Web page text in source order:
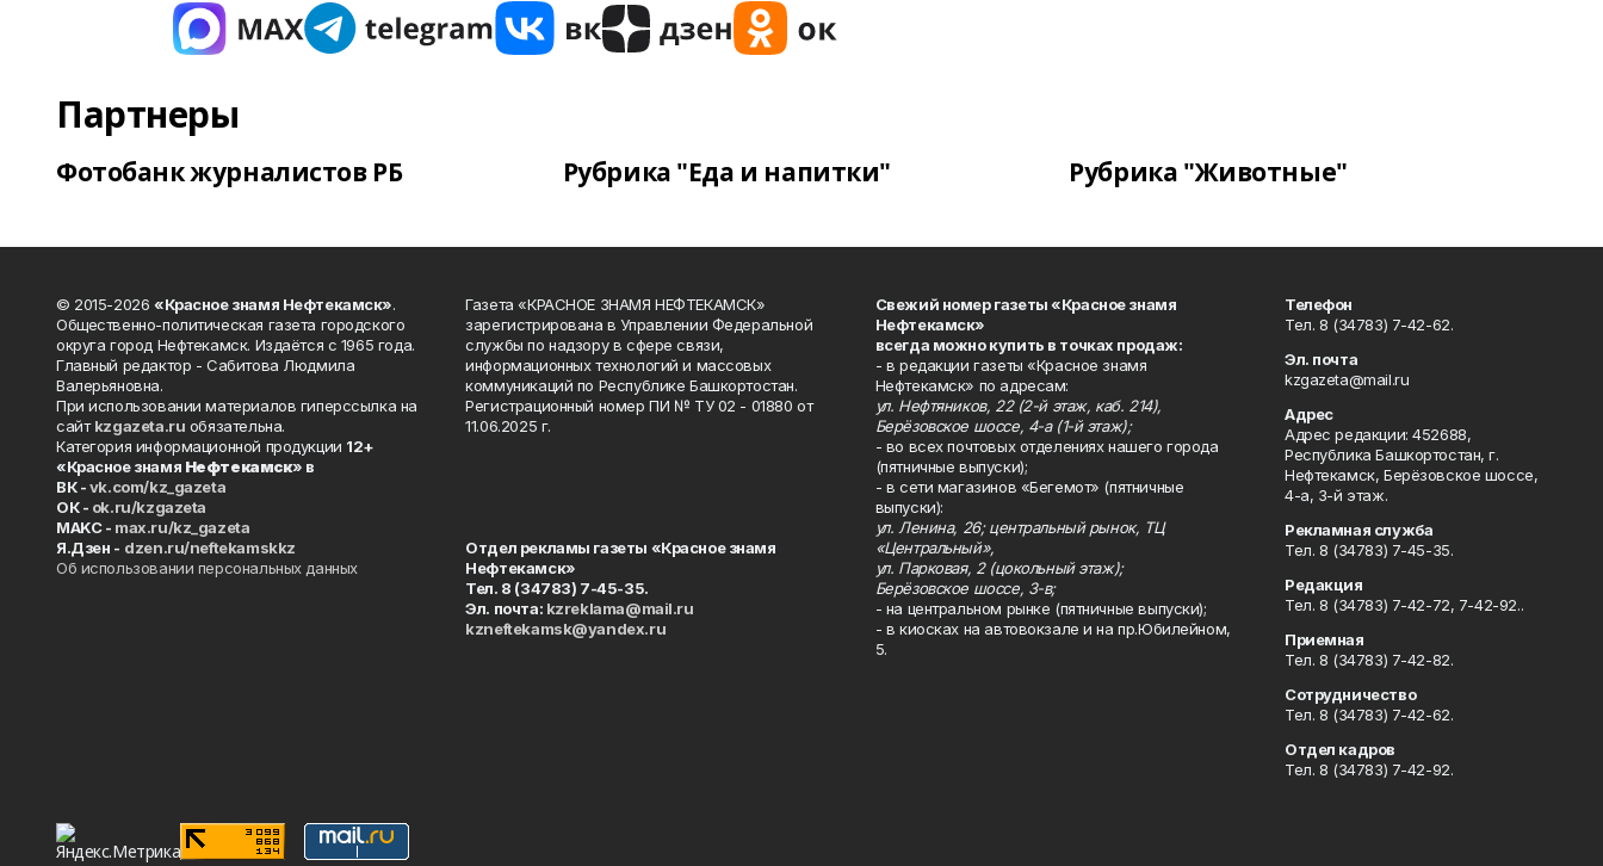
Партнеры
Фотобанк журналистов РБ Рубрика "Еда и напитки" Рубрика "Животные"
© 2015-2026 «Красное знамя Нефтекамск».
Общественно-политическая газета городского
округа город Нефтекамск. Издаётся с 1965 года.
Главный редактор - Сабитова Людмила
Валерьяновна.
При использовании материалов гиперссылка на
сайтkzgazeta.ru обязательна.
Категория информационной продукции 12+
«Красное знамя Нефтекамск» в
ВК -vk.com/kz_gazeta
ОК - ok.ru/kzgazeta
MAKC - max.ru/kz_gazeta
Я.Дзен - dzen.ru/neftekamskkz
Об использовании персональных данных
Газета «КРАСНОЕ ЗНАМЯ НЕФТЕКАМСК»
зарегистрирована в Управлении Федеральной
службы по надзору в сфере связи,
информационных технологий и массовых
коммуникаций по Республике Башкортостан.
Регистрационный номер ПИ № ТУ 02 - 01880 от
11.06.2025 г.
Отдел рекламы газеты «Красное знамя
Нефтекамск»
Тел. 8 (34783) 7-45-35.
Эл. почта: kzreklama@mail.ru
kzneftekamsk@yandex.ru
Свежий номер газеты «Красное знамя
Нефтекамск»
всегда можно купить в точках продаж:
- в редакции газеты «Красное знамя
Нефтекамск» по адресам:
ул. Нефтяников, 22 (2-й этаж, каб. 214),
Берёзовское шоссе, 4-а (1-й этаж);
- во всех почтовых отделениях нашего города
(пятничные выпуски);
- в сети магазинов «Бегемот» (пятничные
выпуски):
ул. Ленина, 26; центральный рынок, ТЦ
«Центральный»,
ул. Парковая, 2 (цокольный этаж);
Берёзовское шоссе, 3-в;
- на центральном рынке (пятничные выпуски);
- в киосках на автовокзале и на пр.Юбилейном,
5.
Телефон
Тел. 8 (34783) 7-42-62.
Эл. почта
kzgazeta@mail.ru
Адрес
Адрес редакции: 452688,
Республика Башкортостан, г.
Нефтекамск, Берёзовское шоссе,
4-а, 3-й этаж.
Рекламная служба
Тел. 8 (34783) 7-45-35.
Редакция
Тел. 8 (34783) 7-42-72, 7-42-92..
Приемная
Тел. 8 (34783) 7-42-82.
Сотрудничество
Тел. 8 (34783) 7-42-62.
Отдел кадров
Тел. 8 (34783) 7-42-92.